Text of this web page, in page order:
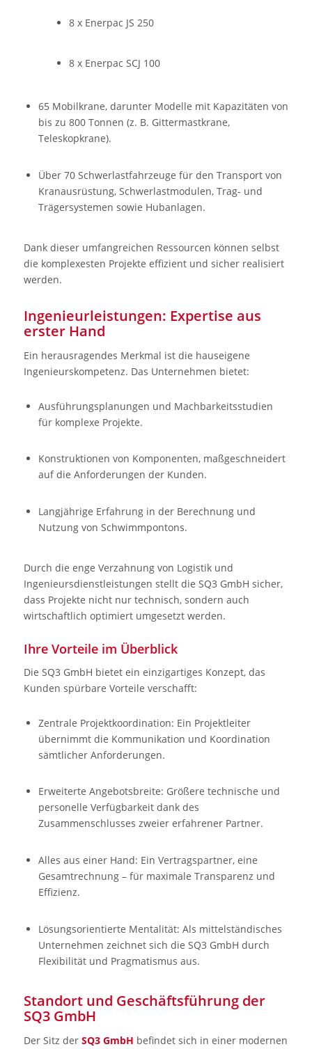
8 x Enerpac JS 250
8 x Enerpac SCJ 100
65 Mobilkrane, darunter Modelle mit Kapazitäten von
bis zu 800 Tonnen (z. B. Gittermastkrane,
Teleskopkrane).
Über 70 Schwerlastfahrzeuge für den Transport von
Kranausrüstung, Schwerlastmodulen, Trag- und
Trägersystemen sowie Hubanlagen.
Dank dieser umfangreichen Ressourcen können selbst
die komplexesten Projekte effizient und sicher realisiert
werden.
Ingenieurleistungen: Expertise aus
erster Hand
Ein herausragendes Merkmal ist die hauseigene
Ingenieurskompetenz. Das Unternehmen bietet:
Ausführungsplanungen und Machbarkeitsstudien
für komplexe Projekte.
Konstruktionen von Komponenten, maßgeschneidert
auf die Anforderungen der Kunden.
Langjährige Erfahrung in der Berechnung und
Nutzung von Schwimmpontons.
Durch die enge Verzahnung von Logistik und
Ingenieursdienstleistungen stellt die SQ3 GmbH sicher,
dass Projekte nicht nur technisch, sondern auch
wirtschaftlich optimiert umgesetzt werden.
Ihre Vorteile im Überblick
Die SQ3 GmbH bietet ein einzigartiges Konzept, das
Kunden spürbare Vorteile verschafft:
Zentrale Projektkoordination: Ein Projektleiter
übernimmt die Kommunikation und Koordination
sämtlicher Anforderungen.
Erweiterte Angebotsbreite: Größere technische und
personelle Verfügbarkeit dank des
Zusammenschlusses zweier erfahrener Partner.
Alles aus einer Hand: Ein Vertragspartner, eine
Gesamtrechnung – für maximale Transparenz und
Effizienz.
Lösungsorientierte Mentalität: Als mittelständisches
Unternehmen zeichnet sich die SQ3 GmbH durch
Flexibilität und Pragmatismus aus.
Standort und Geschäftsführung der
SQ3 GmbH
Der Sitz der SQ3 GmbH befindet sich in einer modernen